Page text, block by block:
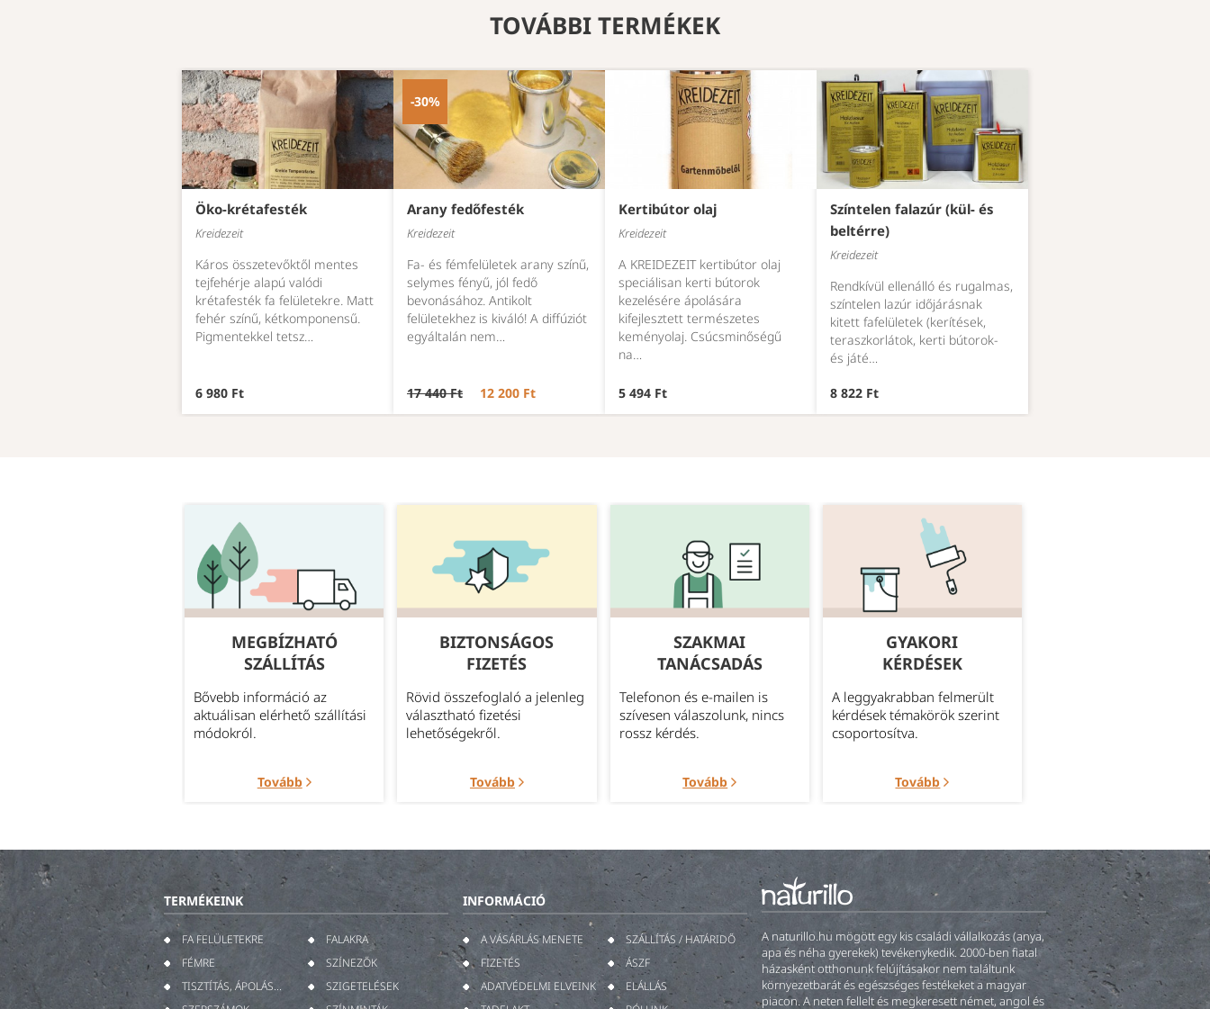
TOVÁBBI TERMÉKEK
Öko-krétafesték
Kreidezeit
Káros összetevőktől mentes
tejfehérje alapú valódi
krétafesték fa felületekre. Matt
fehér színű, kétkomponensű.
Pigmentekkel tetsz…
6 980 Ft
-30%
Arany fedőfesték
Kreidezeit
Fa- és fémfelületek arany színű,
selymes fényű, jól fedő
bevonásához. Antikolt
felületekhez is kiváló! A diffúziót
egyáltalán nem…
17 440 Ft 12 200 Ft
Kertibútor olaj
Kreidezeit
A KREIDEZEIT kertibútor olaj
speciálisan kerti bútorok
kezelésére ápolására
kifejlesztett természetes
keményolaj. Csúcsminőségű
na…
5 494 Ft
Színtelen falazúr (kül- és
beltérre)
Kreidezeit
Rendkívül ellenálló és rugalmas,
színtelen lazúr időjárásnak
kitett fafelületek (kerítések,
teraszkorlátok, kerti bútorok-
és játé…
8 822 Ft
MEGBÍZHATÓ
SZÁLLÍTÁS
Bővebb információ az
aktuálisan elérhető szállítási
módokról.
Tovább
BIZTONSÁGOS
FIZETÉS
Rövid összefoglaló a jelenleg
választható fizetési
lehetőségekről.
Tovább
SZAKMAI
TANÁCSADÁS
Telefonon és e-mailen is
szívesen válaszolunk, nincs
rossz kérdés.
Tovább
GYAKORI
KÉRDÉSEK
A leggyakrabban felmerült
kérdések témakörök szerint
csoportosítva.
Tovább
TERMÉKEINK INFORMÁCIÓ
FA FELÜLETEKRE
FALAKRA
FÉMRE
SZÍNEZŐK
TISZTÍTÁS, ÁPOLÁS...
SZIGETELÉSEK
A VÁSÁRLÁS MENETE
SZÁLLÍTÁS / HATÁRIDŐ
FIZETÉS
ÁSZF
ADATVÉDELMI ELVEINK
ELÁLLÁS
A naturillo.hu mögött egy kis családi vállalkozás (anya,
apa és néha gyerekek) tevékenykedik. 2000-ben fiatal
házasként otthonunk felújításakor nem találtunk
környezetbarát és egészséges festékeket a magyar
piacon. A neten fellelt és megkeresett német, angol és